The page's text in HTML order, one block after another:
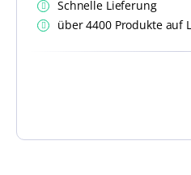
Schnelle Lieferung
über 4400 Produkte auf